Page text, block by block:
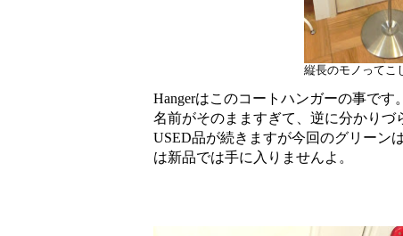
縦長のモノってこ
Hangerはこのコートハンガーの事です。
名前がそのまますぎて、逆に分かりづ
USED品が続きますが今回のグリーン
は新品では手に入りませんよ。